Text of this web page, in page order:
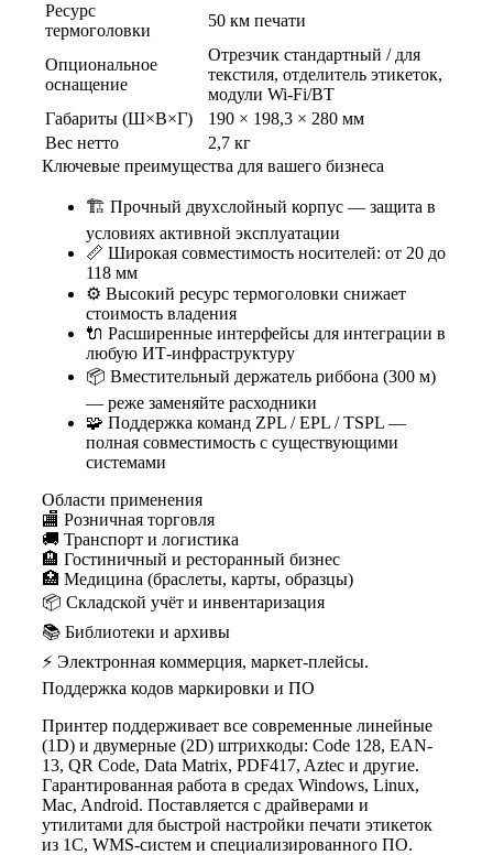
Ресурс
термоголовки
50 км печати
Опциональное
оснащение
Отрезчик стандартный / для
текстиля, отделитель этикеток,
модули Wi-Fi/BT
Габариты (Ш×В×Г)
190 × 198,3 × 280 мм
Вес нетто
2,7 кг
Ключевые преимущества для вашего бизнеса
🏗️ Прочный двухслойный корпус — защита в
условиях активной эксплуатации
📏 Широкая совместимость носителей: от 20 до
118 мм
⚙️ Высокий ресурс термоголовки снижает
стоимость владения
🔌 Расширенные интерфейсы для интеграции в
любую ИТ-инфраструктуру
📦 Вместительный держатель риббона (300 м)
— реже заменяйте расходники
🧩 Поддержка команд ZPL / EPL / TSPL —
полная совместимость с существующими
системами
Области применения
🏬 Розничная торговля
🚚 Транспорт и логистика
🏨 Гостиничный и ресторанный бизнес
🏥 Медицина (браслеты, карты, образцы)
📦 Складской учёт и инвентаризация
📚 Библиотеки и архивы
⚡ Электронная коммерция, маркет-плейсы.
Поддержка кодов маркировки и ПО
Принтер поддерживает все современные линейные
(1D) и двумерные (2D) штрихкоды: Code 128, EAN-
13, QR Code, Data Matrix, PDF417, Aztec и другие.
Гарантированная работа в средах Windows, Linux,
Mac, Android. Поставляется с драйверами и
утилитами для быстрой настройки печати этикеток
из 1С, WMS-систем и специализированного ПО.